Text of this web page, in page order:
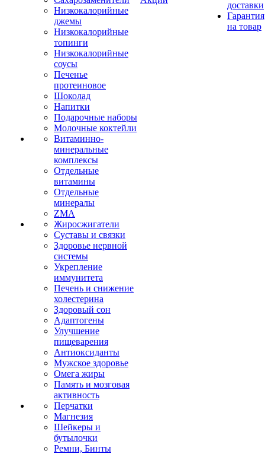
Низкокалорийные
джемы
Низкокалорийные
топинги
Низкокалорийные
соусы
Печенье
протеиновое
Шоколад
Напитки
Подарочные наборы
Молочные коктейли
Витаминно-
минеральные
комплексы
Отдельные
витамины
Отдельные
минералы
ZMA
Жиросжигатели
Суставы и связки
Здоровье нервной
системы
Укрепление
иммунитета
Печень и снижение
холестерина
Здоровый сон
Адаптогены
Улучшение
пищеварения
Антиоксиданты
Мужское здоровье
Омега жиры
Память и мозговая
активность
Перчатки
Магнезия
Шейкеры и
бутылочки
Ремни, Бинты
доставки
Гарантия
на товар